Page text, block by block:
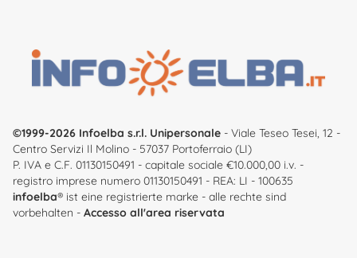
©1999-2026 Infoelba s.r.l. Unipersonale - Viale Teseo Tesei, 12 -
Centro Servizi Il Molino - 57037 Portoferraio (LI)
P. IVA e C.F. 01130150491 - capitale sociale €10.000,00 i.v. -
registro imprese numero 01130150491 - REA: LI - 100635
infoelba® ist eine registrierte marke - alle rechte sind
vorbehalten - Accesso all'area riservata